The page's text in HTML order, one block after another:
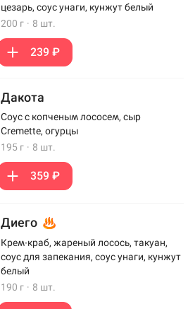
цезарь, соус унаги, кунжут белый
200 г · 8 шт.
239 ₽
Дакота
Соус с копченым лососем, сыр
Cremette, огурцы
195 г · 8 шт.
359 ₽
Диего
Крем-краб, жареный лосось, такуан,
соус для запекания, соус унаги, кунжут
белый
190 г · 8 шт.